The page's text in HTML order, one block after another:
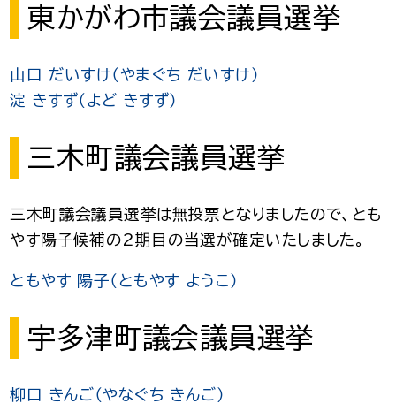
東かがわ市議会議員選挙
山口 だいすけ（やまぐち だいすけ）
淀 きすず（よど きすず）
三木町議会議員選挙
三木町議会議員選挙は無投票となりましたので、とも
やす陽子候補の2期目の当選が確定いたしました。
ともやす 陽子（ともやす ようこ）
宇多津町議会議員選挙
柳口 きんご（やなぐち きんご）